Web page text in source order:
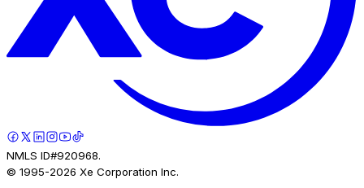
NMLS ID#920968.
© 1995-2026 Xe Corporation Inc.